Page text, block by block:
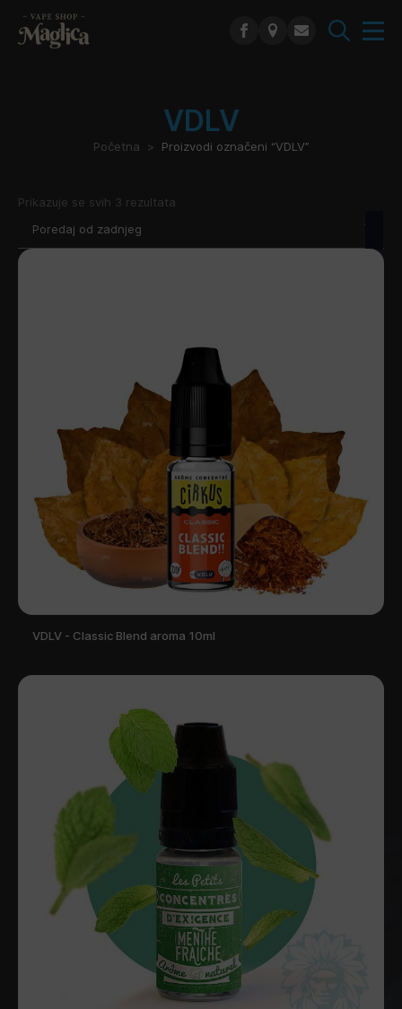
VDLV
Početna Proizvodi označeni “VDLV”
Prikazuje se svih 3 rezultata
VDLV - Classic Blend aroma 10ml